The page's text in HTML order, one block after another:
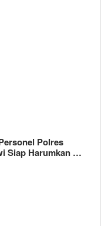
Polres
Siap Harumkan …